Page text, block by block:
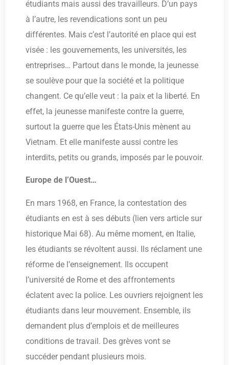
étudiants mais aussi des travailleurs. D’un pays
à l’autre, les revendications sont un peu
différentes. Mais c’est l’autorité en place qui est
visée : les gouvernements, les universités, les
entreprises… Partout dans le monde, la jeunesse
se soulève pour que la société et la politique
changent. Ce qu’elle veut : la paix et la liberté. En
effet, la jeunesse manifeste contre la guerre,
surtout la guerre que les États-Unis mènent au
Vietnam. Et elle manifeste aussi contre les
interdits, petits ou grands, imposés par le pouvoir.
Europe de l’Ouest…
En mars 1968, en France, la contestation des
étudiants en est à ses débuts (lien vers article sur
historique Mai 68). Au même moment, en Italie,
les étudiants se révoltent aussi. Ils réclament une
réforme de l’enseignement. Ils occupent
l’université de Rome et des affrontements
éclatent avec la police. Les ouvriers rejoignent les
étudiants dans leur mouvement. Ensemble, ils
demandent plus d’emplois et de meilleures
conditions de travail. Des grèves vont se
succéder pendant plusieurs mois.